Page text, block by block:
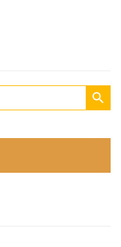
Search Button